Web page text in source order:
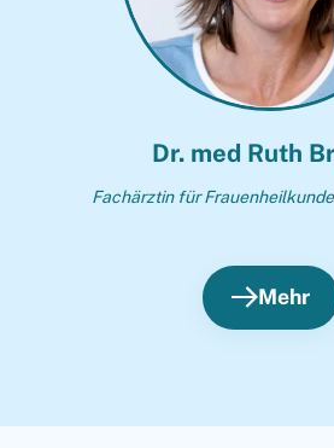
Dr. med Ruth
Fachärztin für
Mehr